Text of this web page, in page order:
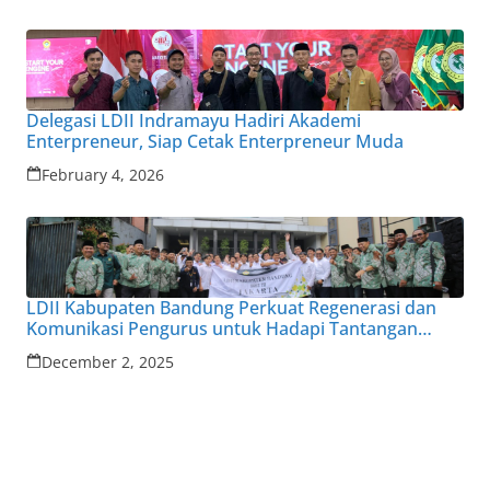
Delegasi LDII Indramayu Hadiri Akademi
Enterpreneur, Siap Cetak Enterpreneur Muda
February 4, 2026
LDII Kabupaten Bandung Perkuat Regenerasi dan
Komunikasi Pengurus untuk Hadapi Tantangan
Zaman
December 2, 2025